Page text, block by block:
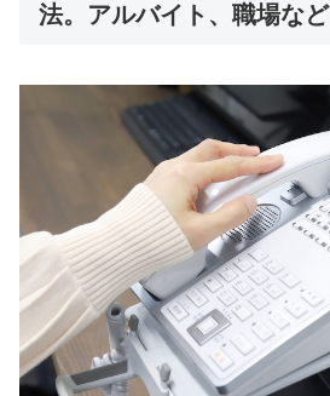
法。アルバイト、職場など